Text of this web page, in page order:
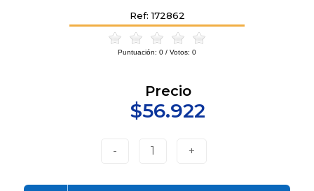
Ref: 172862
Puntuación: 0 / Votos: 0
Precio
$56.922
- 1 +